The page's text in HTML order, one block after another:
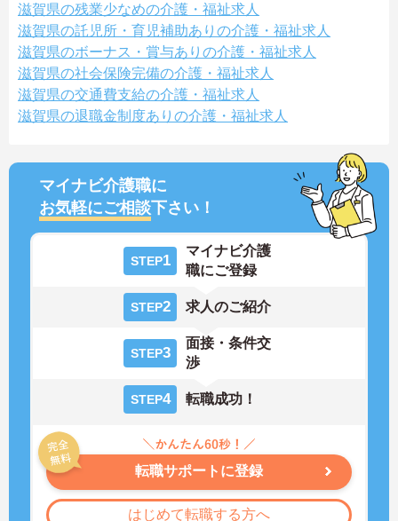
滋賀県の残業少なめの介護・福祉求人
滋賀県の託児所・育児補助ありの介護・福祉求人
滋賀県のボーナス・賞与ありの介護・福祉求人
滋賀県の社会保険完備の介護・福祉求人
滋賀県の交通費支給の介護・福祉求人
滋賀県の退職金制度ありの介護・福祉求人
マイナビ介護職に
お気軽にご相談下さい！
STEP1
マイナビ介護
職にご登録
STEP2 求人のご紹介
STEP3
面接・条件交
渉
STEP4 転職成功！
転職サポートに登録
はじめて転職する方へ